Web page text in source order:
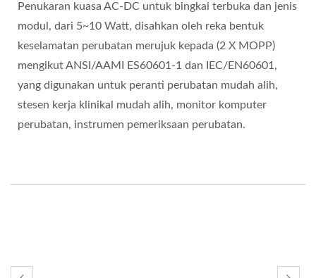
Penukaran kuasa AC-DC untuk bingkai terbuka dan jenis
modul, dari 5~10 Watt, disahkan oleh reka bentuk
keselamatan perubatan merujuk kepada (2 X MOPP)
mengikut ANSI/AAMI ES60601-1 dan IEC/EN60601,
yang digunakan untuk peranti perubatan mudah alih,
stesen kerja klinikal mudah alih, monitor komputer
perubatan, instrumen pemeriksaan perubatan.